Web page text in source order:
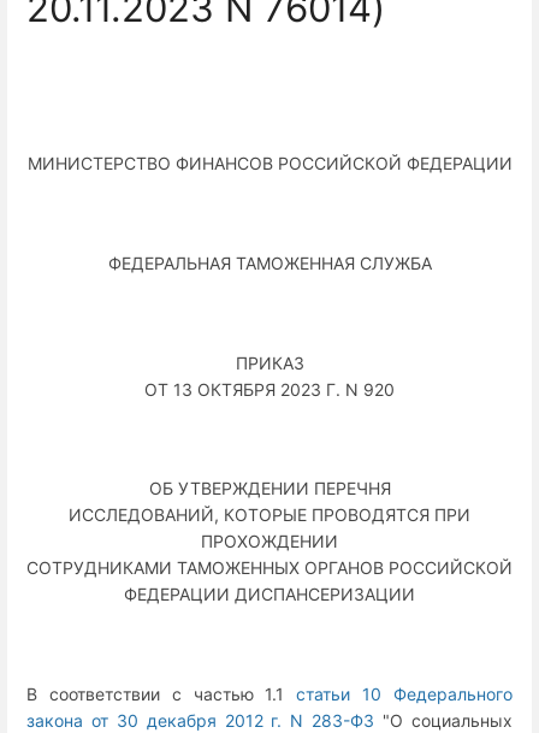
МИНИСТЕРСТВО ФИНАНСОВ РОССИЙСКОЙ ФЕДЕРАЦИИ
ФЕДЕРАЛЬНАЯ ТАМОЖЕННАЯ СЛУЖБА
ПРИКАЗ
ОТ 13 ОКТЯБРЯ 2023 Г. N 920
ОБ УТВЕРЖДЕНИИ ПЕРЕЧНЯ
ИССЛЕДОВАНИЙ, КОТОРЫЕ ПРОВОДЯТСЯ ПРИ
ПРОХОЖДЕНИИ
СОТРУДНИКАМИ ТАМОЖЕННЫХ ОРГАНОВ РОССИЙСКОЙ
ФЕДЕРАЦИИ ДИСПАНСЕРИЗАЦИИ
В соответствии с частью 1.1статьи 10 Федерального
закона от 30 декабря 2012 г. N 283-ФЗ "О социальных